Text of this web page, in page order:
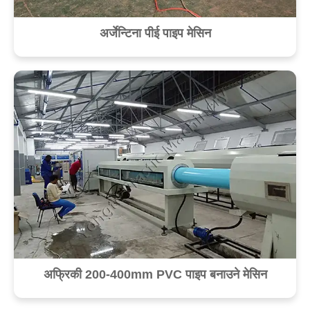
अर्जेन्टिना पीई पाइप मेसिन
अफ्रिकी 200-400mm PVC पाइप बनाउने मेसिन